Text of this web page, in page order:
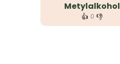
Metylalkohol
👍 0 👎